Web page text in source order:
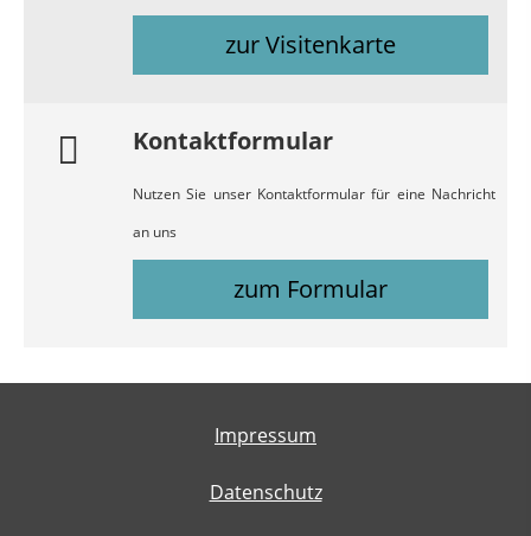
zur Visitenkarte
Kontaktformular
Nutzen Sie unser Kontaktformular für eine Nachricht
an uns
zum Formular
Impressum
Datenschutz